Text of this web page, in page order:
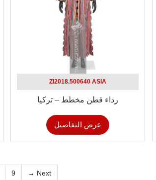
ZI2018.500640 ASIA
رداء قطن مخطط – تركيا
عرض التفاصيل
9 Next →